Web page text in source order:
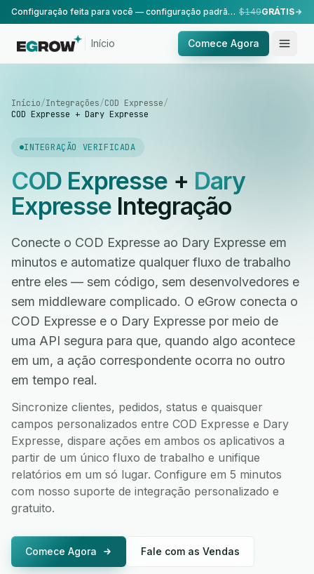
Configuração feita para você — configuração padrão, realizada pela nossa equipe. $149GRÁTIS
Início Comece Agora
Início/Integrações/COD Expresse/
COD Expresse + Dary Expresse
INTEGRAÇÃO VERIFICADA
COD Expresse+ Dary
ExpresseIntegração
Conecte o COD Expresse ao Dary Expresse em
minutos e automatize qualquer fluxo de trabalho
entre eles — sem código, sem desenvolvedores e
sem middleware complicado. O eGrow conecta o
COD Expresse e o Dary Expresse por meio de
uma API segura para que, quando algo acontece
em um, a ação correspondente ocorra no outro
em tempo real.
Sincronize clientes, pedidos, status e quaisquer
campos personalizados entre COD Expresse e Dary
Expresse, dispare ações em ambos os aplicativos a
partir de um único fluxo de trabalho e unifique
relatórios em um só lugar. Configure em 5 minutos
com nosso suporte de integração personalizado e
gratuito.
Comece Agora Fale com as Vendas